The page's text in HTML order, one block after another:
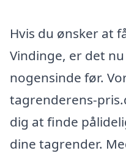
Hvis du ønsker at
Vindinge, er det
nogensinde før.
tagrenderens-
dig at finde
dine tagrender.